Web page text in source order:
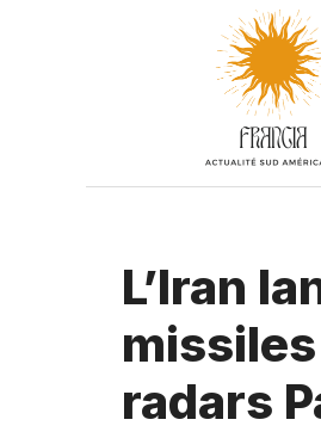
L’Iran
radars